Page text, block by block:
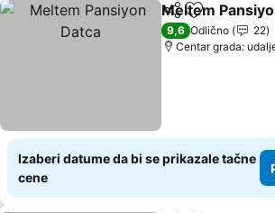
Deli Dodati u
Meltem
9,6 Odlično
22
Centar grada:
Izaberi datume da bi se prikazale tačne
cene